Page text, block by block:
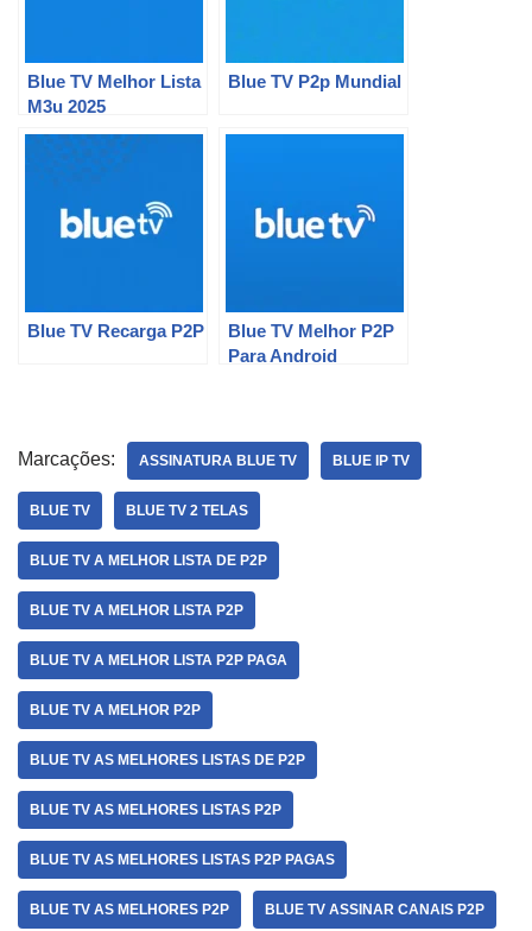
Blue TV Melhor Lista
M3u 2025
Blue TV P2p Mundial
Blue TV Recarga P2P
Blue TV Melhor P2P
Para Android
Marcações: ASSINATURA BLUE TV BLUE IP TV
BLUE TV BLUE TV 2 TELAS
BLUE TV A MELHOR LISTA DE P2P
BLUE TV A MELHOR LISTA P2P
BLUE TV A MELHOR LISTA P2P PAGA
BLUE TV A MELHOR P2P
BLUE TV AS MELHORES LISTAS DE P2P
BLUE TV AS MELHORES LISTAS P2P
BLUE TV AS MELHORES LISTAS P2P PAGAS
BLUE TV AS MELHORES P2P BLUE TV ASSINAR CANAIS P2P